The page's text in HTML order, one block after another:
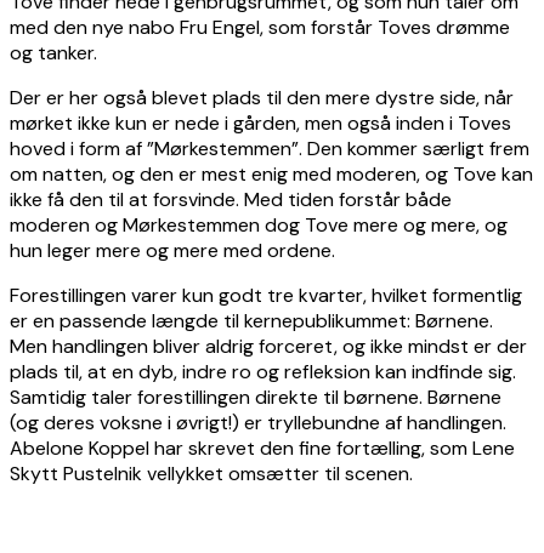
med den nye nabo Fru Engel, som forstår Toves drømme
og tanker.
Der er her også blevet plads til den mere dystre side, når
mørket ikke kun er nede i gården, men også inden i Toves
hoved i form af ”Mørkestemmen”. Den kommer særligt frem
om natten, og den er mest enig med moderen, og Tove kan
ikke få den til at forsvinde. Med tiden forstår både
moderen og Mørkestemmen dog Tove mere og mere, og
hun leger mere og mere med ordene.
Forestillingen varer kun godt tre kvarter, hvilket formentlig
er en passende længde til kernepublikummet: Børnene.
Men handlingen bliver aldrig forceret, og ikke mindst er der
plads til, at en dyb, indre ro og refleksion kan indfinde sig.
Samtidig taler forestillingen direkte til børnene. Børnene
(og deres voksne i øvrigt!) er tryllebundne af handlingen.
Abelone Koppel har skrevet den fine fortælling, som Lene
Skytt Pustelnik vellykket omsætter til scenen.